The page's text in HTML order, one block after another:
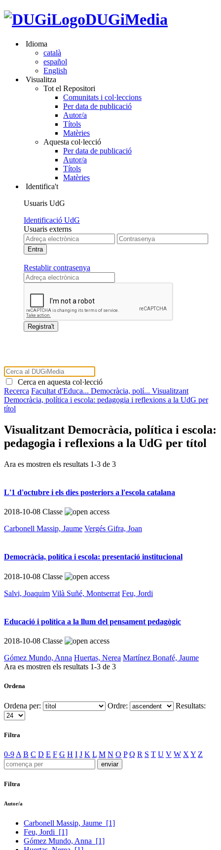
DUGiMedia
Idioma
català
español
English
Visualitza
Tot el Repositori
Comunitats i col·leccions
Per data de publicació
Autor/a
Títols
Matèries
Aquesta col·lecció
Per data de publicació
Autor/a
Títols
Matèries
Identifica't
Usuaris UdG
Identificació UdG
Usuaris externs
Restablir contrasenya
Cerca en aquesta col·lecció
Recerca Facultat d'Educa... Democràcia, polí... Visualitzant
Democràcia, política i escola: pedagogia i reflexions a la UdG per
títol
Visualitzant Democràcia, política i escola:
pedagogia i reflexions a la UdG per títol
Ara es mostren els resultats 1-3 de 3
L'1 d'octubre i els dies posteriors a l'escola catalana
2018-10-08 Classe
Carbonell Massip, Jaume Vergés Gifra, Joan
Democràcia, política i escola: presentació institucional
2018-10-08 Classe
Salvi, Joaquim Vilà Suñé, Montserrat Feu, Jordi
Educació i política a la llum del pensament pedagògic
2018-10-08 Classe
Gómez Mundo, Anna Huertas, Nerea Martínez Bonafé, Jaume
Ara es mostren els resultats 1-3 de 3
Ordena
Ordena per: Ordre: Resultats:
Filtra
0-9 A B C D E F G H I J K L M N O P Q R S T U V W X Y Z
Filtra
Autor/a
Carbonell Massip, Jaume [1]
Feu, Jordi [1]
Gómez Mundo, Anna [1]